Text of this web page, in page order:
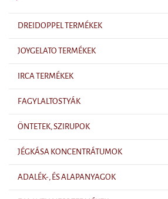
DREIDOPPEL TERMÉKEK
JOYGELATO TERMÉKEK
IRCA TERMÉKEK
FAGYLALTOSTYÁK
ÖNTETEK, SZIRUPOK
JÉGKÁSA KONCENTRÁTUMOK
ADALÉK-, ÉS ALAPANYAGOK